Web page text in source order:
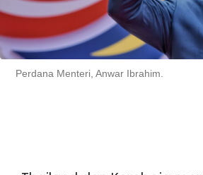
Perdana Menteri, Anwar Ibrahim.